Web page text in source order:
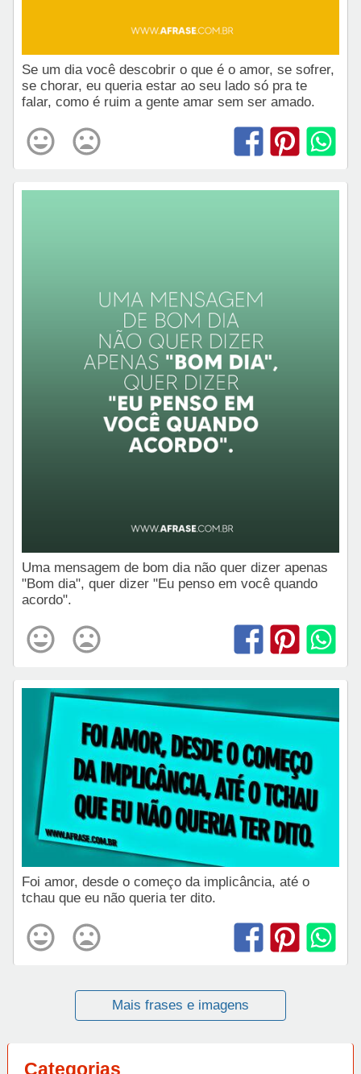
Se um dia você descobrir o que é o amor, se sofrer,
se chorar, eu queria estar ao seu lado só pra te
falar, como é ruim a gente amar sem ser amado.
Uma mensagem de bom dia não quer dizer apenas
"Bom dia", quer dizer "Eu penso em você quando
acordo".
Foi amor, desde o começo da implicância, até o
tchau que eu não queria ter dito.
Mais frases e imagens
Categorias